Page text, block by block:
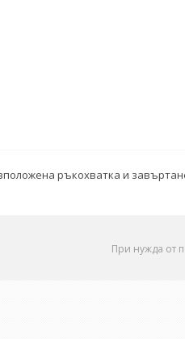
ръкохватка и
При нужда от